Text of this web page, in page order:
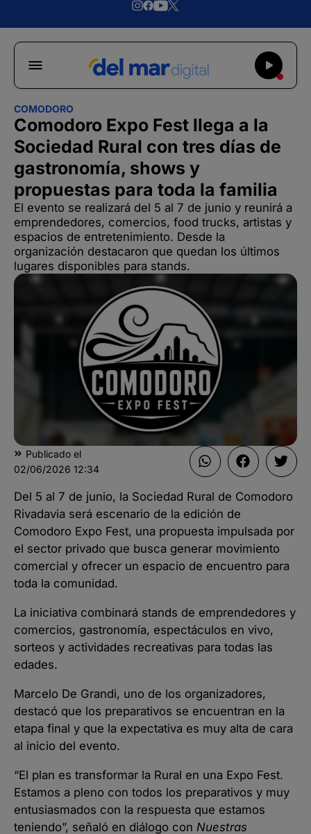
COMODORO
Comodoro Expo Fest llega a la
Sociedad Rural con tres días de
gastronomía, shows y
propuestas para toda la familia
El evento se realizará del 5 al 7 de junio y reunirá a
emprendedores, comercios, food trucks, artistas y
espacios de entretenimiento. Desde la
organización destacaron que quedan los últimos
lugares disponibles para stands.
Publicado el
02/06/2026 12:34
Del 5 al 7 de junio, la Sociedad Rural de Comodoro
Rivadavia será escenario de la edición de
Comodoro Expo Fest, una propuesta impulsada por
el sector privado que busca generar movimiento
comercial y ofrecer un espacio de encuentro para
toda la comunidad.
La iniciativa combinará stands de emprendedores y
comercios, gastronomía, espectáculos en vivo,
sorteos y actividades recreativas para todas las
edades.
Marcelo De Grandi, uno de los organizadores,
destacó que los preparativos se encuentran en la
etapa final y que la expectativa es muy alta de cara
al inicio del evento.
“El plan es transformar la Rural en una Expo Fest.
Estamos a pleno con todos los preparativos y muy
entusiasmados con la respuesta que estamos
teniendo”, señaló en diálogo con Nuestras